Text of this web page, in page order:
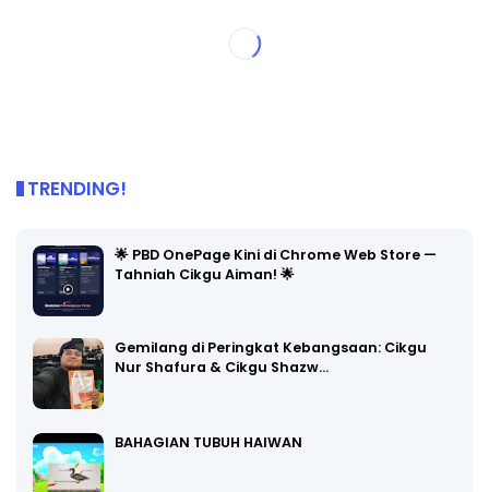
TRENDING!
🌟 PBD OnePage Kini di Chrome Web Store —
Tahniah Cikgu Aiman! 🌟
Gemilang di Peringkat Kebangsaan: Cikgu
Nur Shafura & Cikgu Shazw…
BAHAGIAN TUBUH HAIWAN